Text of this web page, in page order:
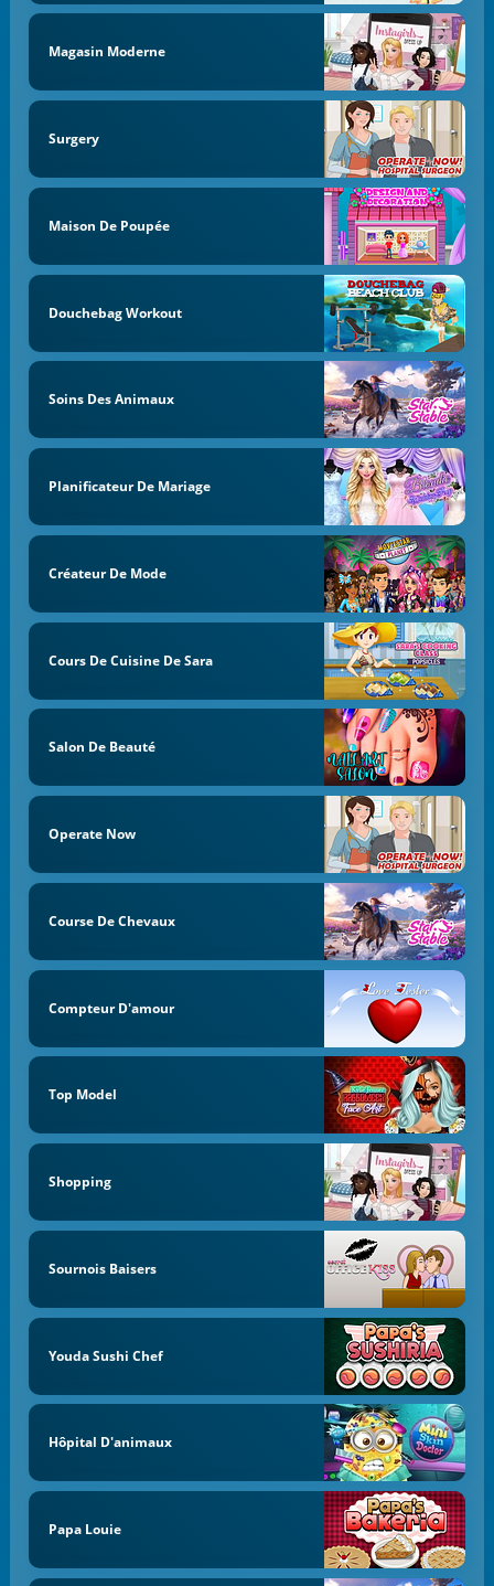
Magasin Moderne
Surgery
Maison De Poupée
Douchebag Workout
Soins Des Animaux
Planificateur De Mariage
Créateur De Mode
Cours De Cuisine De Sara
Salon De Beauté
Operate Now
Course De Chevaux
Compteur D'amour
Top Model
Shopping
Sournois Baisers
Youda Sushi Chef
Hôpital D'animaux
Papa Louie